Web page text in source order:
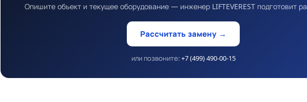
Опишите объект и текущее оборудование — инженер LIFTEVEREST подготовит
Рассчитать замену →
или позвоните:+7 (499) 490-00-15